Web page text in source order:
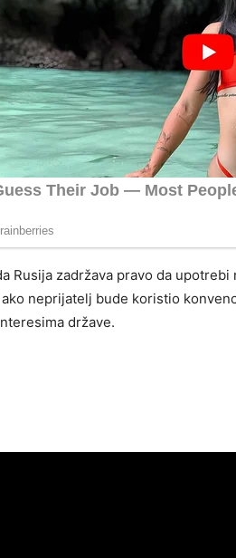
Rusija zadržava pravo da
neprijatelj bude koristio
države.